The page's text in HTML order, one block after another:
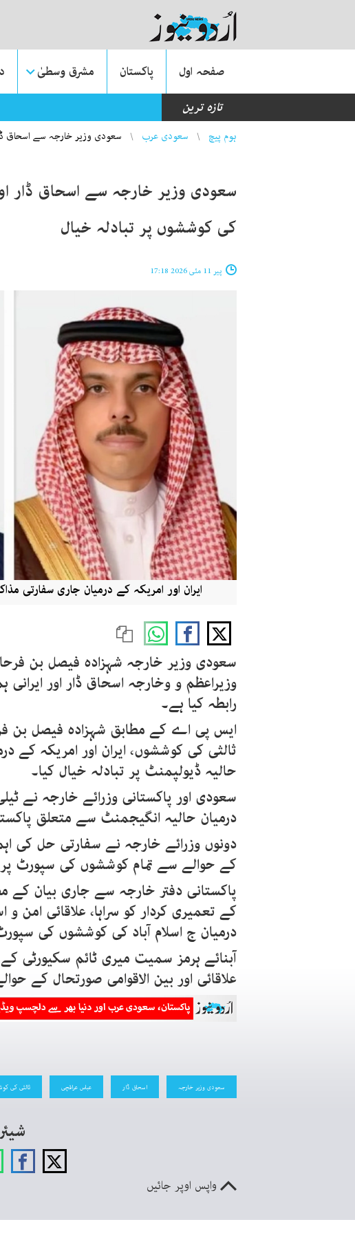
صفحہ اول پاکستان مشرق وسطیٰ
تازہ ترین
جرمنی: میونخ میں شہریوں پر
You are here
ہوم پیچ سعودی عرب سعودی وزیر خارجہ سے اسحاق
سعودی وزیر خارجہ سے اسحاق ڈار
کی کوششوں پر تبادلہ خیال
پیر 11 مئی 2026 17:18
ایران اور امریکہ کے درمیان جاری سفارتی
سعودی وزیر خارجہ شہزادہ فیصل بن
وزیراعظم و وخارجہ اسحاق ڈار اور
رابطہ کیا ہے۔
ایس پی اے کے مطابق شہزادہ فیصل بن
ثالثی کی کوششوں، ایران اور امریکہ کے
حالیہ ڈیولپمنٹ پر تبادلہ خیال کیا۔
سعودی اور پاکستانی وزرائے خارجہ نے
درمیان حالیہ انگیجمنٹ سے متعلق
دونوں وزرائے خارجہ نے سفارتی حل کی
کے حوالے سے تمام کوششوں کی سپورٹ پر
پاکستانی دفتر خارجہ سے جاری بیان کے
کے تعمیری کردار کو سراہا، علاقائی امن
درمیان ج اسلام آباد کی کوششوں کی
آبنائے ہرمز سمیت میری ٹائم سکیورٹی
علاقائی اور بین الاقوامی صورتحال کے
سعودی وزیر خارجہ اسحاق ڈار عباس عراقچی ثالثی کی
واپس اوپر جائیں